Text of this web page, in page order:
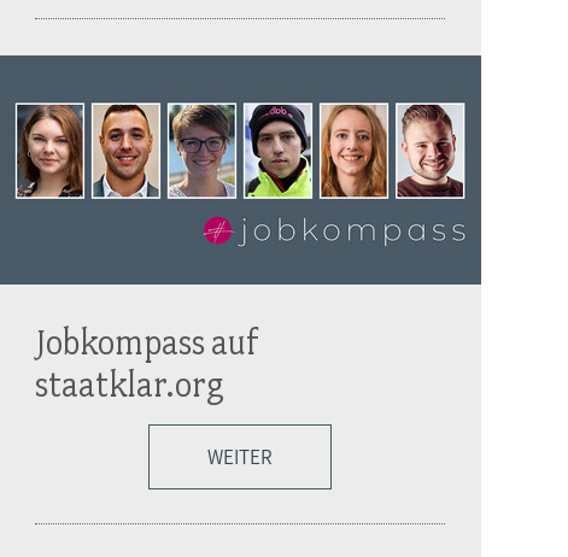
Jobkompass auf
staatklar.org
WEITER